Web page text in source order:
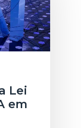
Lei
em